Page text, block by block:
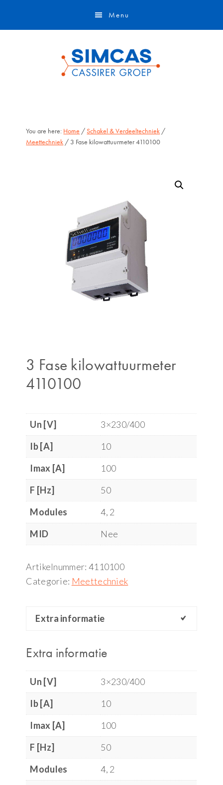
Menu
You are here: Home /Schakel & Verdeeltechniek /
Meettechniek / 3 Fase kilowattuurmeter 4110100
3 Fase kilowattuurmeter
4110100
Un [V]
3×230/400
Ib [A]
10
Imax [A]
100
F [Hz]
50
Modules
4, 2
MID
Nee
Artikelnummer: 4110100
Categorie: Meettechniek
Extra informatie
Extra informatie
Un [V]
3×230/400
Ib [A]
10
Imax [A]
100
F [Hz]
50
Modules
4, 2